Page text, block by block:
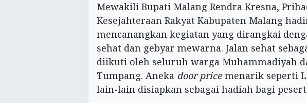
Mewakili Bupati Malang Rendra Kresna,
Kesejahteraan Rakyat Kabupaten Malang
mencanangkan kegiatan yang dirangkai
sehat dan gebyar mewarna. Jalan sehat
diikuti oleh seluruh warga Muhammadiyah
Tumpang. Aneka door pricemenarik seperti
lain-lain disiapkan sebagai hadiah bagi